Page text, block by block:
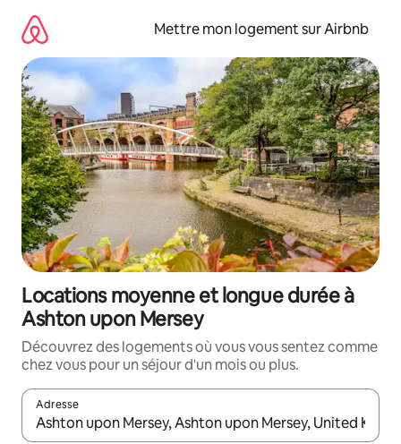
directement
contenu
Mettre mon logement sur Airbnb
Locations moyenne et longue durée à
Ashton upon Mersey
Découvrez des logements où vous vous sentez comme
chez vous pour un séjour d'un mois ou plus.
Adresse
Lorsque les résultats s'affichent, utilisez les flèches vers le